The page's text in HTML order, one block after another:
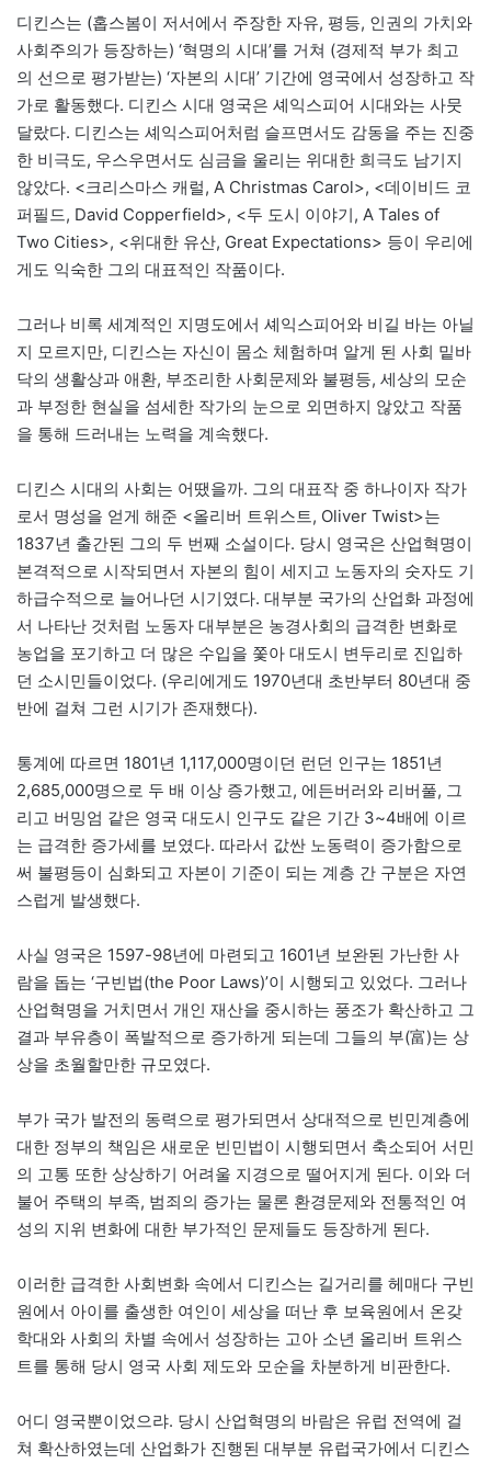
디킨스는 (홉스봄이 저서에서 주장한 자유, 평등, 인권의 가치와
사회주의가 등장하는) ‘혁명의 시대’를 거쳐 (경제적 부가 최고
의 선으로 평가받는) ‘자본의 시대’ 기간에 영국에서 성장하고 작
가로 활동했다. 디킨스 시대 영국은 셰익스피어 시대와는 사뭇
달랐다. 디킨스는 셰익스피어처럼 슬프면서도 감동을 주는 진중
한 비극도, 우스우면서도 심금을 울리는 위대한 희극도 남기지
않았다. <크리스마스 캐럴, A Christmas Carol>, <데이비드 코
퍼필드, David Copperfield>, <두 도시 이야기, A Tales of
Two Cities>, <위대한 유산, Great Expectations> 등이 우리에
게도 익숙한 그의 대표적인 작품이다.
그러나 비록 세계적인 지명도에서 셰익스피어와 비길 바는 아닐
지 모르지만, 디킨스는 자신이 몸소 체험하며 알게 된 사회 밑바
닥의 생활상과 애환, 부조리한 사회문제와 불평등, 세상의 모순
과 부정한 현실을 섬세한 작가의 눈으로 외면하지 않았고 작품
을 통해 드러내는 노력을 계속했다.
디킨스 시대의 사회는 어땠을까. 그의 대표작 중 하나이자 작가
로서 명성을 얻게 해준 <올리버 트위스트, Oliver Twist>는
1837년 출간된 그의 두 번째 소설이다. 당시 영국은 산업혁명이
본격적으로 시작되면서 자본의 힘이 세지고 노동자의 숫자도 기
하급수적으로 늘어나던 시기였다. 대부분 국가의 산업화 과정에
서 나타난 것처럼 노동자 대부분은 농경사회의 급격한 변화로
농업을 포기하고 더 많은 수입을 쫓아 대도시 변두리로 진입하
던 소시민들이었다. (우리에게도 1970년대 초반부터 80년대 중
반에 걸쳐 그런 시기가 존재했다).
통계에 따르면 1801년 1,117,000명이던 런던 인구는 1851년
2,685,000명으로 두 배 이상 증가했고, 에든버러와 리버풀, 그
리고 버밍엄 같은 영국 대도시 인구도 같은 기간 3~4배에 이르
는 급격한 증가세를 보였다. 따라서 값싼 노동력이 증가함으로
써 불평등이 심화되고 자본이 기준이 되는 계층 간 구분은 자연
스럽게 발생했다.
사실 영국은 1597-98년에 마련되고 1601년 보완된 가난한 사
람을 돕는 ‘구빈법(the Poor Laws)’이 시행되고 있었다. 그러나
산업혁명을 거치면서 개인 재산을 중시하는 풍조가 확산하고 그
결과 부유층이 폭발적으로 증가하게 되는데 그들의 부(富)는 상
상을 초월할만한 규모였다.
부가 국가 발전의 동력으로 평가되면서 상대적으로 빈민계층에
대한 정부의 책임은 새로운 빈민법이 시행되면서 축소되어 서민
의 고통 또한 상상하기 어려울 지경으로 떨어지게 된다. 이와 더
불어 주택의 부족, 범죄의 증가는 물론 환경문제와 전통적인 여
성의 지위 변화에 대한 부가적인 문제들도 등장하게 된다.
이러한 급격한 사회변화 속에서 디킨스는 길거리를 헤매다 구빈
원에서 아이를 출생한 여인이 세상을 떠난 후 보육원에서 온갖
학대와 사회의 차별 속에서 성장하는 고아 소년 올리버 트위스
트를 통해 당시 영국 사회 제도와 모순을 차분하게 비판한다.
어디 영국뿐이었으랴. 당시 산업혁명의 바람은 유럽 전역에 걸
쳐 확산하였는데 산업화가 진행된 대부분 유럽국가에서 디킨스